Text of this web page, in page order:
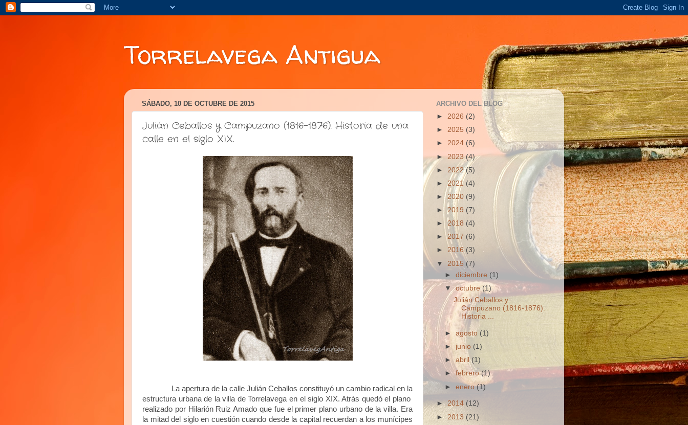
Torrelavega Antigua
SÁBADO, 10 DE OCTUBRE DE 2015
Julián Ceballos y Campuzano (1816-1876). Historia de una
calle en el siglo XIX.
La apertura de la calle Julián Ceballos constituyó un cambio radical en la
estructura urbana de la villa de Torrelavega en el siglo XIX. Atrás quedó el plano
realizado por Hilarión Ruiz Amado que fue el primer plano urbano de la villa. Era
la mitad del siglo en cuestión cuando desde la capital recuerdan a los munícipes
ARCHIVO DEL BLOG
► 2026 (2)
► 2025 (3)
► 2024 (6)
►2023 (4)
► 2022(5)
► 2021 (4)
► 2020 (9)
► 2019 (7)
► 2018 (4)
►2017 (6)
► 2016 (3)
▼ 2015(7)
►diciembre (1)
▼octubre(1)
Julián Ceballos y
Campuzano (1816-1876).
Historia ...
►agosto (1)
► junio (1)
►abril(1)
►febrero(1)
►enero(1)
► 2014 (12)
►2013 (21)